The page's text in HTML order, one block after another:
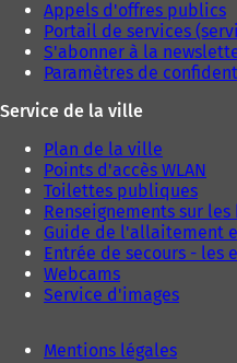
Appels d'offres publics
Portail de services
S'abonner à la
Paramètres de
Service de la ville
Plan de la ville
Points d'accès WLAN
Toilettes publiques
Renseignements sur les
Guide de l'allaitement
Entrée de secours - les
Webcams
Service d'images
Mentions légales